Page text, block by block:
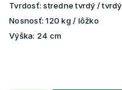
Tvrdosť: stredne tvrdý / tvrdý
Nosnosť: 120 kg / lôžko
Výška: 24 cm